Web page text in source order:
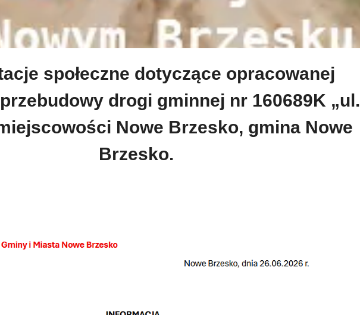
społeczne dotyczące opracowanej
drogi gminnej nr 160689K „ul.
Nowe Brzesko, gmina Nowe
Brzesko.